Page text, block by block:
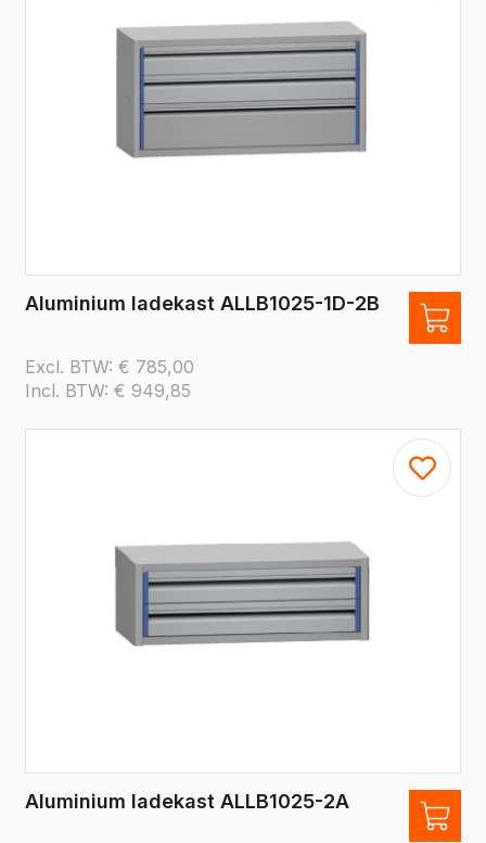
Aluminium ladekast ALLB1025-1D-2B
Excl. BTW: € 785,00
Incl. BTW: € 949,85
Aluminium ladekast ALLB1025-2A